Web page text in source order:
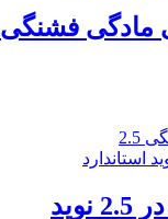
فشنگی 2.5